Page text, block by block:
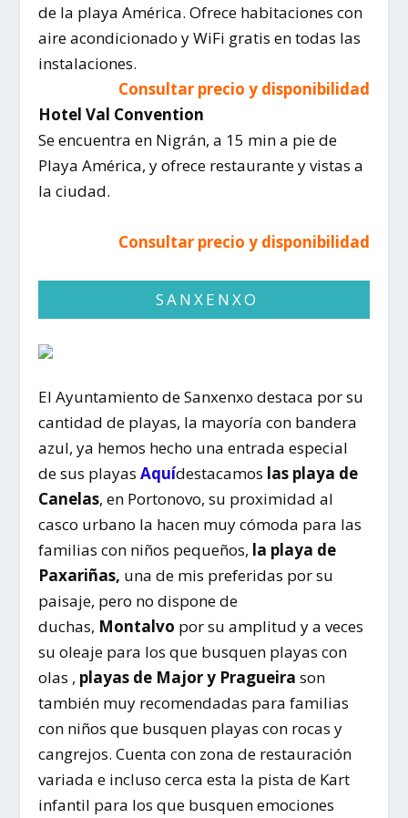
de la playa América. Ofrece habitaciones con
aire acondicionado y WiFi gratis en todas las
instalaciones.
Consultar precio y disponibilidad
Hotel Val Convention
Se encuentra en Nigrán, a 15 min a pie de
Playa América, y ofrece restaurante y vistas a
la ciudad.
Consultar precio y disponibilidad
SANXENXO
El Ayuntamiento de Sanxenxo destaca por su
cantidad de playas, la mayoría con bandera
azul, ya hemos hecho una entrada especial
de sus playasAquídestacamos las playa de
Canelas, en Portonovo, su proximidad al
casco urbano la hacen muy cómoda para las
familias con niños pequeños, la playa de
Paxariñas, una de mis preferidas por su
paisaje, pero no dispone de
duchas, Montalvo por su amplitud y a veces
su oleaje para los que busquen playas con
olas , playas de Major y Pragueirason
también muy recomendadas para familias
con niños que busquen playas con rocas y
cangrejos. Cuenta con zona de restauración
variada e incluso cerca esta la pista de Kart
infantil para los que busquen emociones